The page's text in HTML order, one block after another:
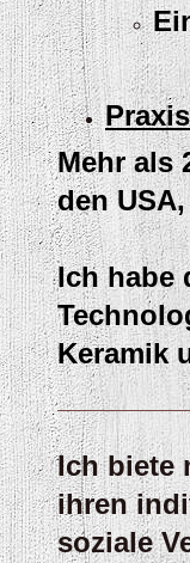
Mehr als
den
Ich habe
Keramik
Ich biete
ihren
soziale